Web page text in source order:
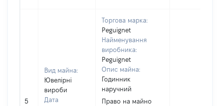
5
Вид майна:
Ювелірні
вироби
Дата
Торгова марка:
Peguignet
Найменування
виробника:
Peguignet
Опис майна:
Годинник
наручний
Право на майно